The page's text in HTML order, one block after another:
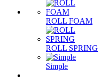
ROLL FOAM
ROLL SPRING
Simple